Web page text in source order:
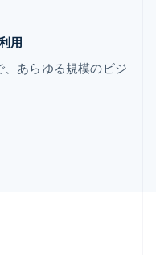
用
あらゆる規模のビジ